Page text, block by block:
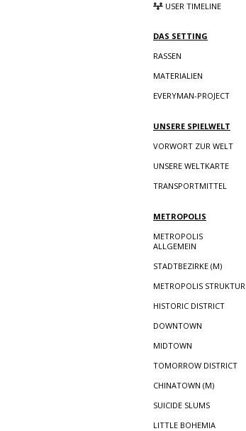
USER TIMELINE
DAS SETTING
RASSEN
MATERIALIEN
EVERYMAN-PROJECT
UNSERE SPIELWELT
VORWORT ZUR WELT
UNSERE WELTKARTE
TRANSPORTMITTEL
METROPOLIS
METROPOLIS
ALLGEMEIN
STADTBEZIRKE (M)
METROPOLIS STRUKTUR
HISTORIC DISTRICT
DOWNTOWN
MIDTOWN
TOMORROW DISTRICT
CHINATOWN (M)
SUICIDE SLUMS
LITTLE BOHEMIA